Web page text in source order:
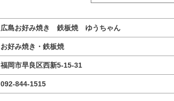
広島お好み焼き 鉄板焼 ゆうちゃん
お好み焼き・鉄板焼
福岡市早良区西新5-15-31
092-844-1515